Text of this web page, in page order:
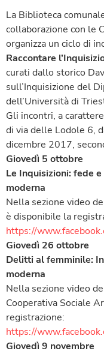
La Biblioteca
collaborazione con le
organizza un ciclo di
Raccontare
curati dallo storico
sull’Inquisizione del
dell’Università di
Gli incontri, a
di via delle Lodole 6,
dicembre 2017,
Giovedì 5 ottobre
Le Inquisizioni: fede
moderna
Nella sezione video
è disponibile la
https://
Giovedì 26 ottobre
Delitti al femminile:
moderna
Nella sezione video
Cooperativa Sociale
registrazione:
https://
Giovedì 9 novembre